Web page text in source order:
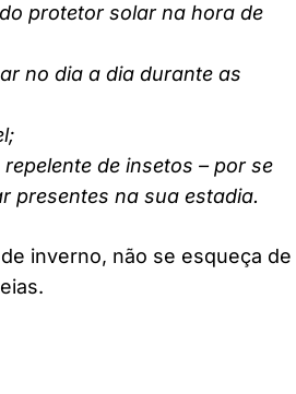
protetor solar na hora de
no dia a dia durante as
de insetos – por se
presentes na sua estadia.
inverno, não se esqueça de